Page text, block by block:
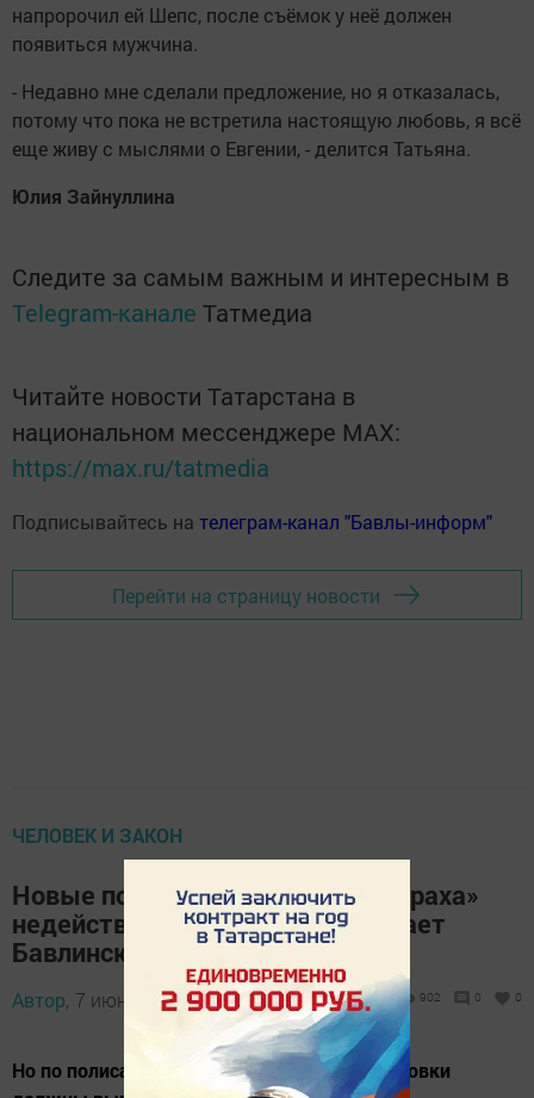
напророчил ей Шепс, после съёмок у неё должен
появиться мужчина.
- Недавно мне сделали предложение, но я отказалась,
потому что пока не встретила настоящую любовь, я всё
еще живу с мыслями о Евгении, - делится Татьяна.
Юлия Зайнуллина
Следите за самым важным и интересным в
Telegram-канале Татмедиа
Читайте новости Татарстана в
национальном мессенджере MАХ:
https://max.ru/tatmedia
Подписывайтесь на телеграм-канал "Бавлы-информ"
Перейти на страницу новости
ЧЕЛОВЕК И ЗАКОН
Новые полисы ОСАГО «Росгосстраха»
недействительны, предупреждает
Бавлинская прокуратура
Автор, 7 июня 2015 - 04:09 902 0 0
Но по полисам, выданным до 27 мая, страховки